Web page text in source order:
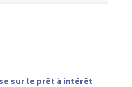
sur le prêt à intérêt